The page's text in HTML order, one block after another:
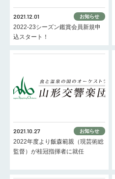
2021.12.01 お知らせ
2022-23シーズン鑑賞会員新規申
込スタート！
2021.10.27 お知らせ
2022年度より飯森範親（現芸術総
監督）が桂冠指揮者に就任